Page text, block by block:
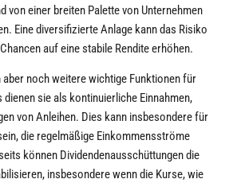
von einer breiten Palette von Unternehmen
Eine diversifizierte Anlage kann das Risiko
auf eine stabile Rendite erhöhen.
aber noch weitere wichtige Funktionen für
dienen sie als kontinuierliche Einnahmen,
von Anleihen. Dies kann insbesondere für
die regelmäßige Einkommensströme
können Dividendenausschüttungen die
insbesondere wenn die Kurse, wie